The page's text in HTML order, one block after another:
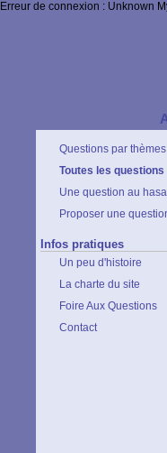
Erreur de connexion : Unknown
Questions par thèmes
Toutes les questions
Une question au
Proposer une
Infos pratiques
Un peu d'histoire
La charte du site
Foire Aux Questions
Contact